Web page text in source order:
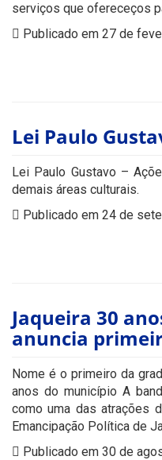
serviços que ofereceços
Publicado em 27 de
Lei Paulo
Lei Paulo Gustavo –
demais áreas culturais.
Publicado em 24 de
Jaqueira 30
anuncia
Nome é o primeiro da
anos do município A
como uma das atrações
Emancipação Política de
Publicado em 30 de